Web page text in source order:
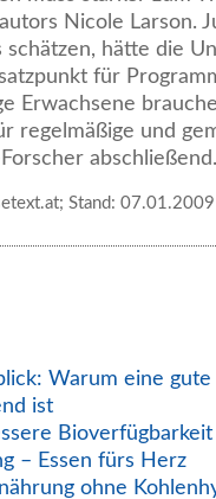
Nicole Larson.
schätzen, hätte die
für
Erwachsene
regelmäßige und
abschließend.
Stand: 07.01.2009
Warum eine
ist
– Essen fürs Herz
ohne